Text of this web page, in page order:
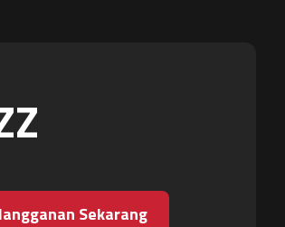
Sekarang